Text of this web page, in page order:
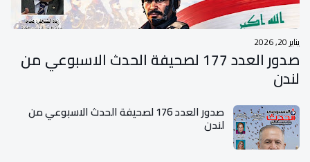
يناير 20, 2026
صدور العدد 177 لصحيفة الحدث الاسبوعي من
لندن
صدور العدد 176 لصحيفة الحدث الاسبوعي من
لندن